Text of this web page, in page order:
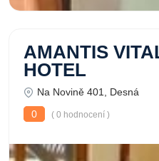
AMANTIS
HOTEL
Na Novině 401, Desná
0
( 0 hodnocení )